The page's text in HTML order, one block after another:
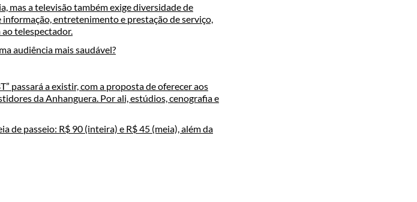
mas a televisão também exige diversidade de
entretenimento e prestação de serviço,
telespectador.
audiência mais saudável?
passará a existir, com a proposta de oferecer aos
da Anhanguera. Por ali, estúdios, cenografia e
de passeio: R$ 90 (inteira) e R$ 45 (meia), além da